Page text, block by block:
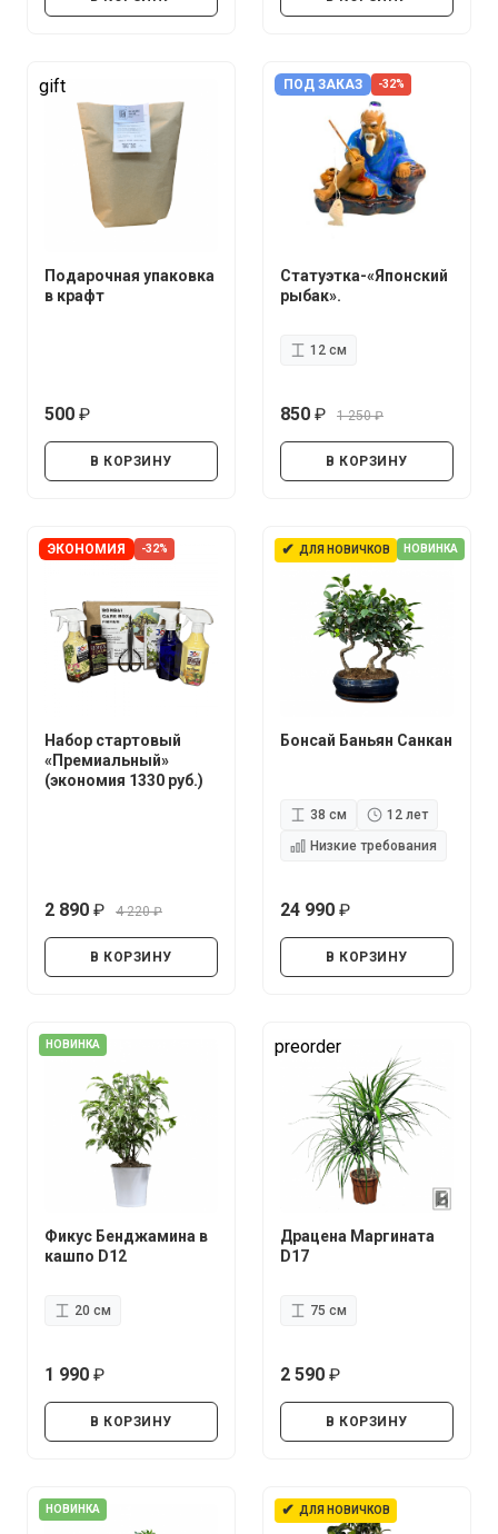
gift
Подарочная упаковка
в крафт
500
В КОРЗИНУ
ПОД ЗАКАЗ -32%
Статуэтка-«Японский
рыбак».
12 см
850
1 250
В КОРЗИНУ
ЭКОНОМИЯ -32%
Набор стартовый
«Премиальный»
(экономия 1330 руб.)
2 890
4 220
В КОРЗИНУ
✔ ДЛЯ НОВИЧКОВ НОВИНКА
Бонсай Баньян Санкан
38 см
12 лет
Низкие требования
24 990
В КОРЗИНУ
НОВИНКА
Фикус Бенджамина в
кашпо D12
20 см
1 990
В КОРЗИНУ
preorder
Драцена Маргината
D17
75 см
2 590
В КОРЗИНУ
НОВИНКА ✔ ДЛЯ НОВИЧКОВ